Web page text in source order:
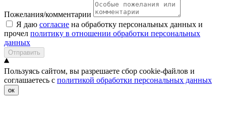
Пожелания/комментарии
Я даю согласие на обработку персональных данных и
прочел политику в отношении обработки персональных
данных
Отправить
Пользуясь сайтом, вы разрешаете сбор cookie-файлов и
соглашаетесь с политикой обработки персональных данных
ок